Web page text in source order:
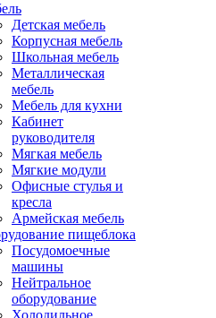
Детская мебель
Корпусная мебель
Школьная мебель
Металлическая
мебель
Мебель для кухни
Кабинет
руководителя
Мягкая мебель
Мягкие модули
Офисные стулья и
кресла
Армейская мебель
пищеблока
Посудомоечные
машины
Нейтральное
оборудование
Холодильное